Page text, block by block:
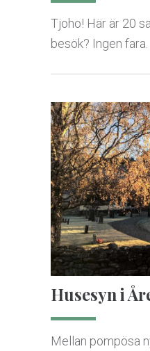
Tjoho! Här är 20
besök? Ingen
Husesyn i
Mellan pompösa